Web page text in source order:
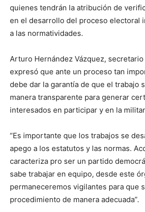
quienes tendrán la atribución de
en el desarrollo del proceso electoral
a las normatividades.
Arturo Hernández Vázquez, secretario
expresó que ante un proceso tan
debe dar la garantía de que el trabajo
manera transparente para generar
interesados en participar y en la
“Es importante que los trabajos se
apego a los estatutos y las normas.
caracteriza pro ser un partido
sabe trabajar en equipo, desde este
permaneceremos vigilantes para que
procedimiento de manera adecuada”.